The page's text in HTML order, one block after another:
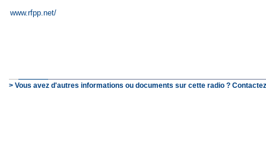
www.rfpp.net/
> Vous avez d'autres informations ou documents sur cette radio ?